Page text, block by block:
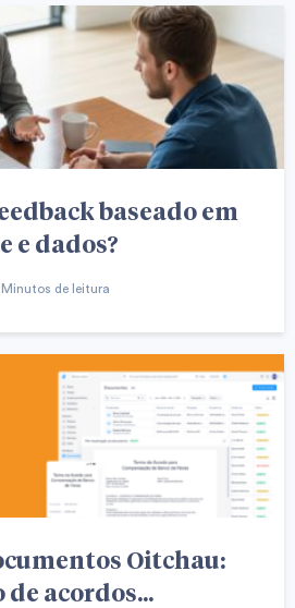
baseado em
e dados?
Minutos de leitura
Oitchau:
acordos...